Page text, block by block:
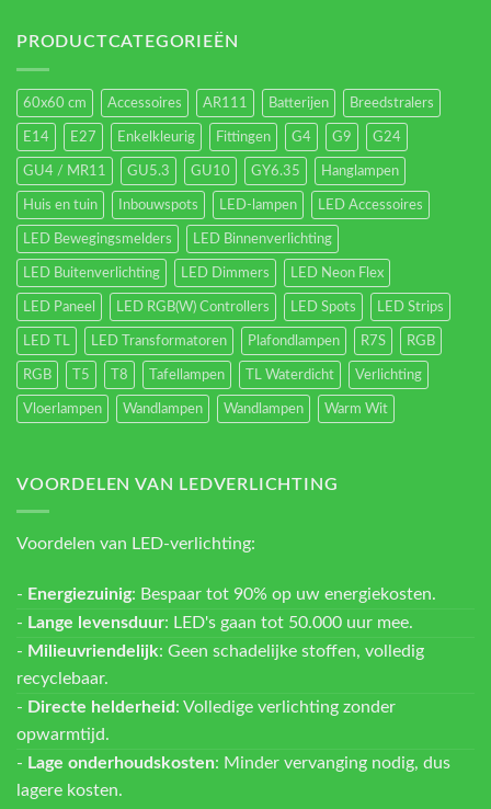
energieverbruik.
PRODUCTCATEGORIEËN
60x60 cm Accessoires AR111 Batterijen Breedstralers
E14 E27 Enkelkleurig Fittingen G4 G9 G24
GU4 / MR11 GU5.3 GU10 GY6.35 Hanglampen
Huis en tuin Inbouwspots LED-lampen LED Accessoires
LED Bewegingsmelders LED Binnenverlichting
LED Buitenverlichting LED Dimmers LED Neon Flex
LED Paneel LED RGB(W) Controllers LED Spots LED Strips
LED TL LED Transformatoren Plafondlampen R7S RGB
RGB T5 T8 Tafellampen TL Waterdicht Verlichting
Vloerlampen Wandlampen Wandlampen Warm Wit
VOORDELEN VAN LEDVERLICHTING
Voordelen van LED-verlichting:
- Energiezuinig: Bespaar tot 90% op uw energiekosten.
- Lange levensduur: LED's gaan tot 50.000 uur mee.
- Milieuvriendelijk: Geen schadelijke stoffen, volledig
recyclebaar.
- Directe helderheid: Volledige verlichting zonder
opwarmtijd.
- Lage onderhoudskosten: Minder vervanging nodig, dus
lagere kosten.